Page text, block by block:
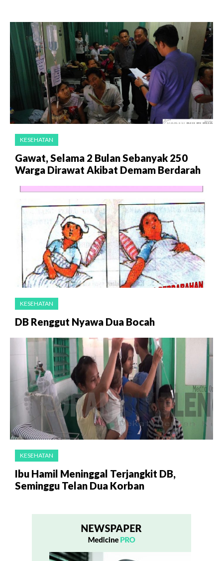
KESEHATAN
Gawat, Selama 2 Bulan Sebanyak 250
Warga Dirawat Akibat Demam Berdarah
KESEHATAN
DB Renggut Nyawa Dua Bocah
KESEHATAN
Ibu Hamil Meninggal Terjangkit DB,
Seminggu Telan Dua Korban